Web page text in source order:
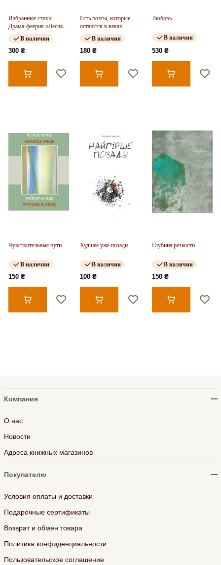
Избранные стихи.
Драма-феерия «Лесная
песня» (твердый
переплет)В наличии
300 ₴
Есть поэты, которые
остаются в веках
В наличии
180 ₴
Любовь
В наличии
530 ₴
Чувствительные пути
В наличии
150 ₴
Худшее уже позади
В наличии
100 ₴
Глубина резкости
В наличии
150 ₴
Компания
О нас
Новости
Адреса книжных магазинов
Покупателю
Условия оплаты и доставки
Подарочные сертификаты
Возврат и обмен товара
Политика конфиденциальности
Пользовательское соглашение